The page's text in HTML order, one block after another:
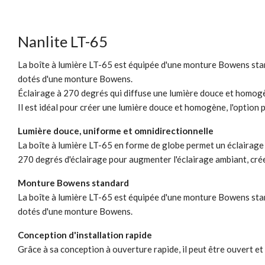
Nanlite LT-65
La boîte à lumière LT-65 est équipée d'une monture Bowens
dotés d'une monture Bowens.
Éclairage à 270 degrés qui diffuse une lumière douce et
Il est idéal pour créer une lumière douce et homogène,
Lumière douce, uniforme et omnidirectionnelle
La boîte à lumière LT-65 en forme de globe permet un
270 degrés d'éclairage pour augmenter l'éclairage ambiant,
Monture Bowens standard
La boîte à lumière LT-65 est équipée d'une monture Bowens
dotés d'une monture Bowens.
Conception d'installation rapide
Grâce à sa conception à ouverture rapide, il peut être ouvert